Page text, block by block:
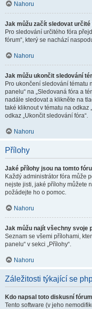
Nahoru
Jak můžu začít sledovat určité
Pro sledování určitého fóra
fórum“, který se nachází
Nahoru
Jak můžu ukončit sledování
Pro ukončení sledování tématu
panelu“ na „Sledovaná fóra a
nadále sledovat a klikněte na
také kliknout v tématu na odkaz
odkaz „Ukončit sledování fóra“.
Nahoru
Přílohy
Jaké přílohy jsou na tomto
Každý administrátor fóra může
nejste jisti, jaké přílohy můžete
požádejte ho o pomoc.
Nahoru
Jak můžu najít všechny svoje
Seznam se všemi přílohami,
panelu“ v sekci „Přílohy“.
Nahoru
Záležitosti týkající se
Kdo napsal toto diskusní
Tento software (v jeho